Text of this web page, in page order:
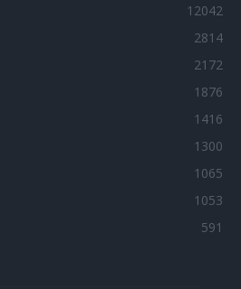
12042
2814
2172
1876
1416
1300
1065
1053
591